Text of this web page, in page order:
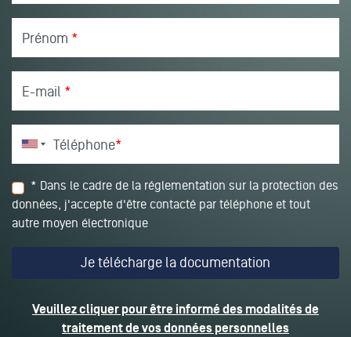
Prénom *
E-mail *
Téléphone*
* Dans le cadre de la réglementation sur la protection des
données, j'accepte d'être contacté par téléphone et tout
autre moyen électronique
Veuillez cliquer pour être informé des modalités de
traitement de vos données personnelles